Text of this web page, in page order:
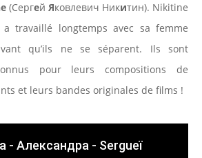
(Сергей Яковлевич Никитин). Nikitine
travaillé longtemps avec sa femme
qu’ils ne se séparent. Ils sont
pour leurs compositions de
et leurs bandes originales de films !
- Александра - Sergueï